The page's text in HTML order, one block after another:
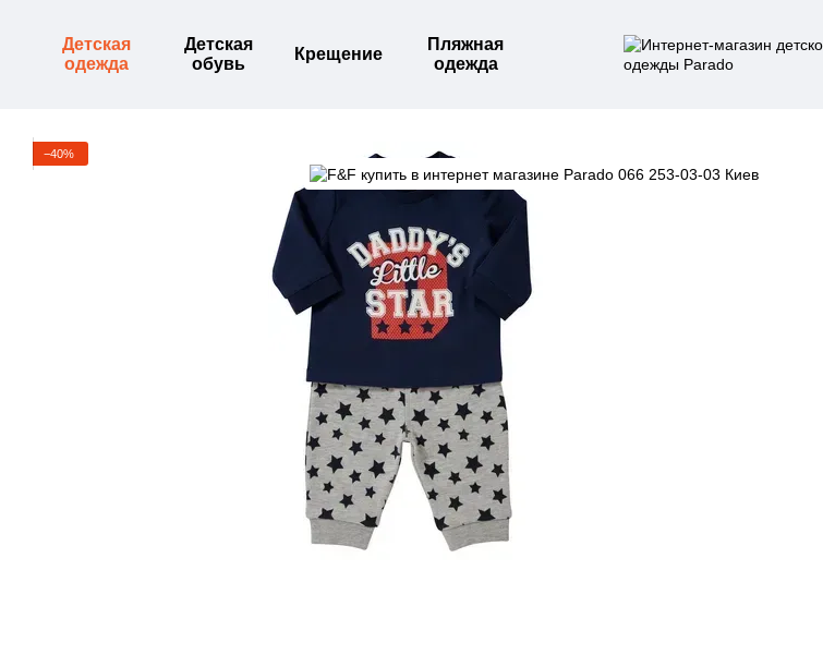
Детская
одежда
Детская
обувь
Крещение
Пляжная
одежда
−40%